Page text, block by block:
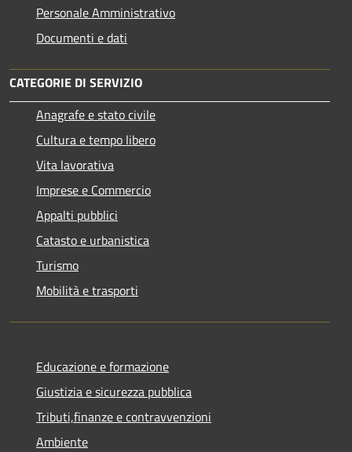
Personale Amministrativo
Documenti e dati
CATEGORIE DI SERVIZIO
Anagrafe e stato civile
Cultura e tempo libero
Vita lavorativa
Imprese e Commercio
Appalti pubblici
Catasto e urbanistica
Turismo
Mobilità e trasporti
Educazione e formazione
Giustizia e sicurezza pubblica
Tributi,finanze e contravvenzioni
Ambiente